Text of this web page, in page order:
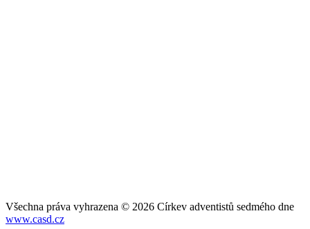
Všechna práva vyhrazena © 2026 Církev adventistů sedmého dne
www.casd.cz